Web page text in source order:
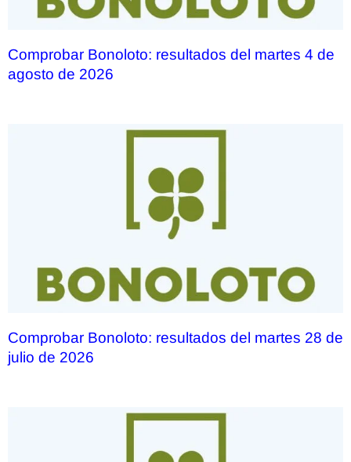
Comprobar Bonoloto: resultados del martes 4 de
agosto de 2026
Comprobar Bonoloto: resultados del martes 28 de
julio de 2026